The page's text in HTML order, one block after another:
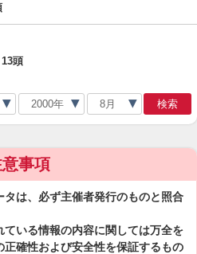
頭
検索
事項
は、必ず主催者発行のものと照合
いる情報の内容に関しては万全を
確性および安全性を保証するもの